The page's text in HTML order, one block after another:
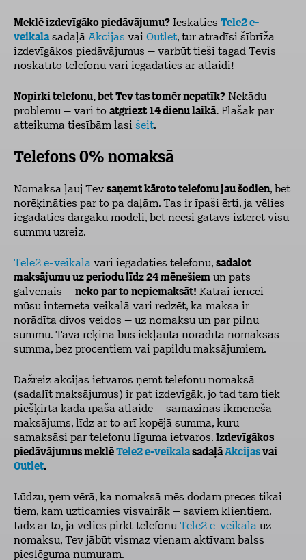
Meklē izdevīgāko piedāvājumu? Ieskaties Tele2 e-
veikalasadaļā Akcijas vai Outlet, tur atradīsi šībrīža
izdevīgākos piedāvājumus – varbūt tieši tagad Tevis
noskatīto telefonu vari iegādāties ar atlaidi!
Nopirki telefonu, bet Tev tas tomēr nepatīk? Nekādu
problēmu – vari to atgriezt 14 dienu laikā. Plašāk par
atteikuma tiesībām lasi šeit.
Telefons 0% nomaksā
Nomaksa ļauj Tev saņemt kāroto telefonu jau šodien, bet
norēķināties par to pa daļām. Tas ir īpaši ērti, ja vēlies
iegādāties dārgāku modeli, bet neesi gatavs iztērēt visu
summu uzreiz.
Tele2 e-veikalā vari iegādāties telefonu, sadalot
maksājumu uz periodu līdz 24 mēnešiem un pats
galvenais – neko par to nepiemaksāt! Katrai ierīcei
mūsu interneta veikalā vari redzēt, ka maksa ir
norādīta divos veidos – uz nomaksu un par pilnu
summu. Tavā rēķinā būs iekļauta norādītā nomaksas
summa, bez procentiem vai papildu maksājumiem.
Dažreiz akcijas ietvaros ņemt telefonu nomaksā
(sadalīt maksājumus) ir pat izdevīgāk, jo tad tam tiek
piešķirta kāda īpaša atlaide – samazinās ikmēneša
maksājums, līdz ar to arī kopējā summa, kuru
samaksāsi par telefonu līguma ietvaros. Izdevīgākos
piedāvājumus meklēTele2 e-veikalasadaļāAkcijasvai
Outlet.
Lūdzu, ņem vērā, ka nomaksā mēs dodam preces tikai
tiem, kam uzticamies visvairāk – saviem klientiem.
Līdz ar to, ja vēlies pirkt telefonu Tele2 e-veikalā uz
nomaksu, Tev jābūt vismaz vienam aktīvam balss
pieslēguma numuram.